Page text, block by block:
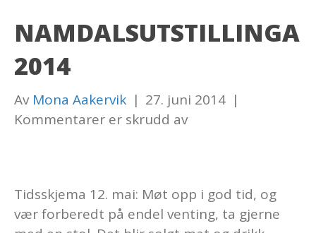
NAMDALSUTSTILLINGA
2014
Av Mona Aakervik | 27. juni 2014 |
Kommentarer er skrudd avfor
Tidsskjema 12. mai: Møt opp i god tid, og
vær forberedt på endel venting, ta gjerne